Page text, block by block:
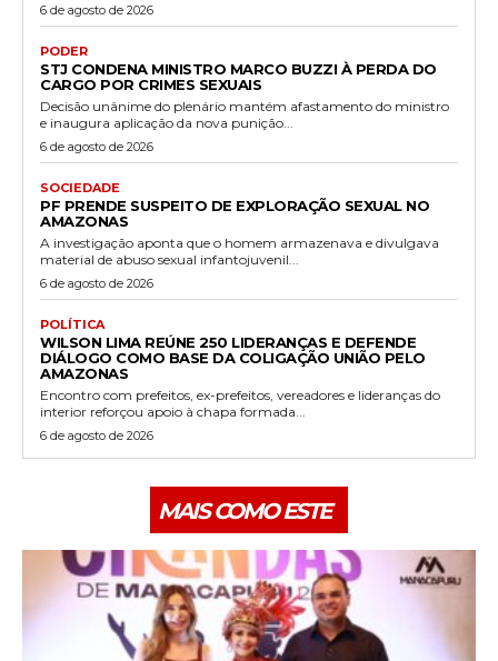
6 de agosto de 2026
PODER
STJ CONDENA MINISTRO MARCO BUZZI À PERDA DO
CARGO POR CRIMES SEXUAIS
Decisão unânime do plenário mantém afastamento do ministro
e inaugura aplicação da nova punição...
6 de agosto de 2026
SOCIEDADE
PF PRENDE SUSPEITO DE EXPLORAÇÃO SEXUAL NO
AMAZONAS
A investigação aponta que o homem armazenava e divulgava
material de abuso sexual infantojuvenil...
6 de agosto de 2026
POLÍTICA
WILSON LIMA REÚNE 250 LIDERANÇAS E DEFENDE
DIÁLOGO COMO BASE DA COLIGAÇÃO UNIÃO PELO
AMAZONAS
Encontro com prefeitos, ex-prefeitos, vereadores e lideranças do
interior reforçou apoio à chapa formada...
6 de agosto de 2026
MAIS COMO ESTE